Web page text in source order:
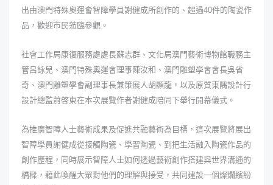
出由澳門特殊奧運會智障學員謝健成所創作的、超過40件的陶瓷作
品，歡迎市民蒞臨參觀。
社會工作局康復服務處處長蘇志群、文化局澳門藝術博物館職務主
管呂詠兒、澳門特殊奧運會理事陳汝和、澳門雕塑學會會長吳省
奇、澳門雕塑學會副理事長兼策展人胡顯龍，以及原質東隅設計行
設計總監蕭啓東在本次展覽作者謝健成陪同下舉行開幕儀式。
為推廣智障人士藝術成果及促進共融藝術為目標，這次展覽將展出
智障學員謝健成從接觸陶瓷、學習陶瓷、到把生活融入陶瓷作品的
創作歷程，同時展示智障人士如何透過藝術創作搭建與世界溝通的
橋樑，藉此喚醒大眾對他們的理解與接受，共同建設一個燦爛繽紛